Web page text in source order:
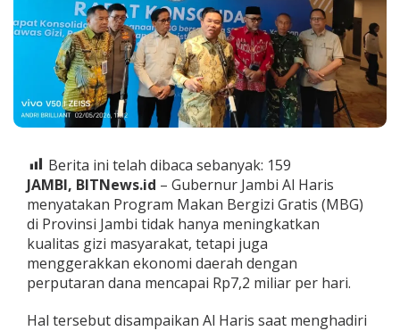
g
r
a
m
M
B
G
G
a
k
k
a
n
E
k
o
o
Berita ini telah dibaca sebanyak: 159
JAMBI, BITNews.id – Gubernur Jambi Al Haris
menyatakan Program Makan Bergizi Gratis (MBG)
di Provinsi Jambi tidak hanya meningkatkan
kualitas gizi masyarakat, tetapi juga
menggerakkan ekonomi daerah dengan
perputaran dana mencapai Rp7,2 miliar per hari.
Hal tersebut disampaikan Al Haris saat menghadiri